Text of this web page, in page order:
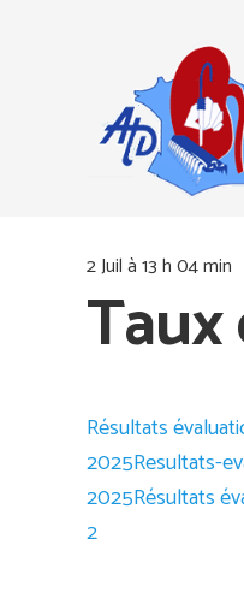
2 Juil à 13 h 04 min
Résultats
2025Resultats-
2025Résultats
2